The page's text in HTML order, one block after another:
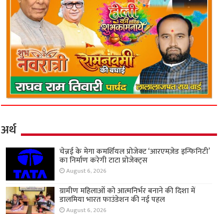
अर्थ
चेन्नई के मेगा कमर्शियल प्रोजेक्ट ‘आरएमज़ेड इन्फिनिटी’
का निर्माण करेगी टाटा प्रोजेक्ट्स
August 6, 2026
ग्रामीण महिलाओं को आत्मनिर्भर बनाने की दिशा में
डालमिया भारत फाउंडेशन की नई पहल
August 6, 2026